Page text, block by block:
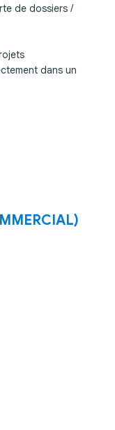
de dossiers /
dans un